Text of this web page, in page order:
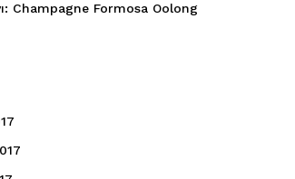
Champagne Formosa Oolong